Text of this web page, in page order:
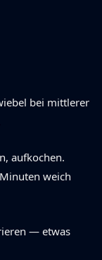
bei mittlerer
aufkochen.
weich
— etwas